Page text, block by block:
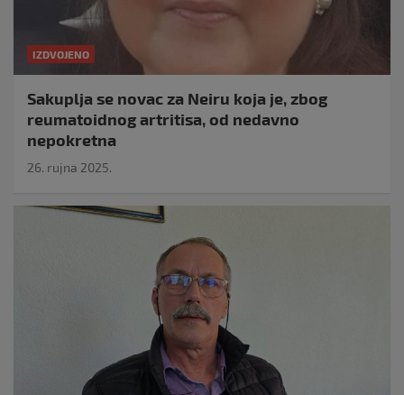
IZDVOJENO
Sakuplja se novac za Neiru koja je, zbog
reumatoidnog artritisa, od nedavno
nepokretna
26. rujna 2025.